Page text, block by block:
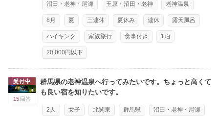
沼田・老神・尾瀬 玉原・沼田・老神 老神温泉
8月 夏 三連休 夏休み 連休 露天風呂
ハイキング 家族旅行 食事付き 1泊
20,000円以下
受付中
15 回答
群馬県の老神温泉へ行ってみたいです。ちょっと高くて
も良い宿を知りたいです。
2人 女子 北関東 群馬県 沼田・老神・尾瀬